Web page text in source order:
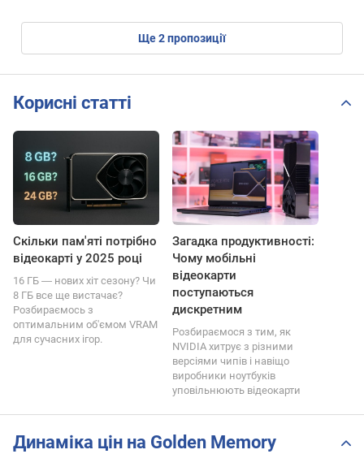
ще2пропозиції
Корисні статті
Скільки пам'яті потрібно
відеокарті у 2025 році
16 ГБ ― нових хіт сезону? Чи
8 ГБ все ще вистачає?
Розбираємось з
оптимальним об'ємом VRAM
для сучасних ігор.
Загадка продуктивності:
Чому мобільні
відеокарти
поступаються
дискретним
Розбираємося з тим, як
NVIDIA хитрує з різними
версіями чипів і навіщо
виробники ноутбуків
уповільнюють відеокарти
Динаміка цін на Golden Memory